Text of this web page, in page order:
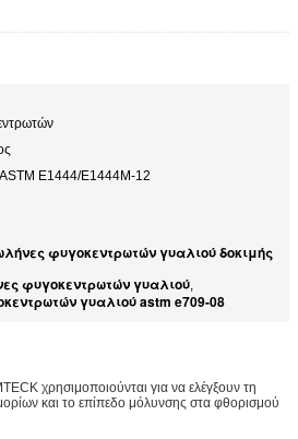
E1444/E1444M-12
φυγοκεντρωτών γυαλιού δοκιμής
φυγοκεντρωτών γυαλιού,
γυαλιού astm e709-08
χρησιμοποιούνται για να ελέγξουν τη
και το επίπεδο μόλυνσης στα φθορισμού